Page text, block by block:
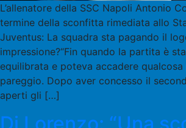
L’allenatore della SSC Napoli Antonio
termine della sconfitta rimediata allo
Juventus: La squadra sta pagando il
impressione?“Fin quando la partita è
equilibrata e poteva accadere
pareggio. Dopo aver concesso il
aperti gli […]